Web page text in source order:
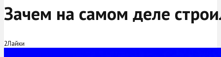
Зачем на самом деле
2Лайки